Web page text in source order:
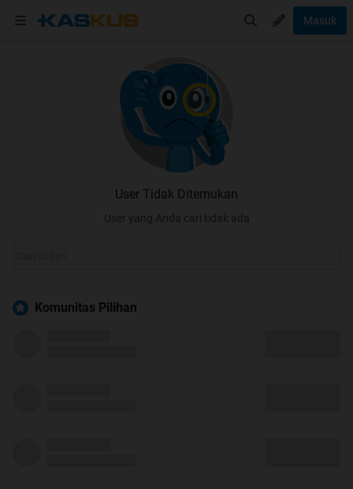
Masuk
User Tidak Ditemukan
User yang Anda cari tidak ada
Komunitas Pilihan